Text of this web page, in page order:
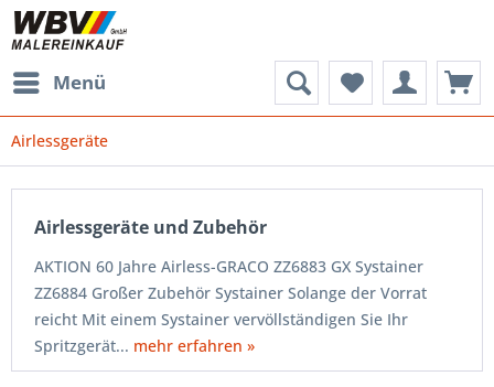
Menü
Airlessgeräte
Airlessgeräte und Zubehör
AKTION 60 Jahre Airless-GRACO ZZ6883 GX Systainer
ZZ6884 Großer Zubehör Systainer Solange der Vorrat
reicht Mit einem Systainer vervöllständigen Sie Ihr
Spritzgerät... mehr erfahren »